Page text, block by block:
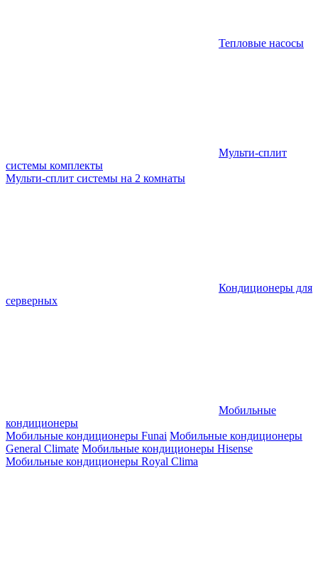
Тепловые насосы
Мульти-сплит
системы комплекты
Мульти-сплит системы на 2 комнаты
Кондиционеры для
серверных
Мобильные
кондиционеры
Мобильные кондиционеры Funai Мобильные кондиционеры
General Climate Мобильные кондиционеры Hisense
Мобильные кондиционеры Royal Clima